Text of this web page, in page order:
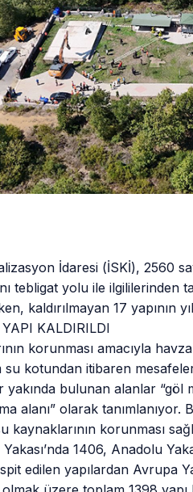
İdaresi (İSKİ), 2560
tebligat yolu ile
kaldırılmayan 17 yapının
KALDIRILDI
korunması amacıyla
su kotundan itibaren
bulunan alanlar “göl
alanı” olarak
kaynaklarının korunması
1406, Anadolu
edilen yapılardan Avrupa